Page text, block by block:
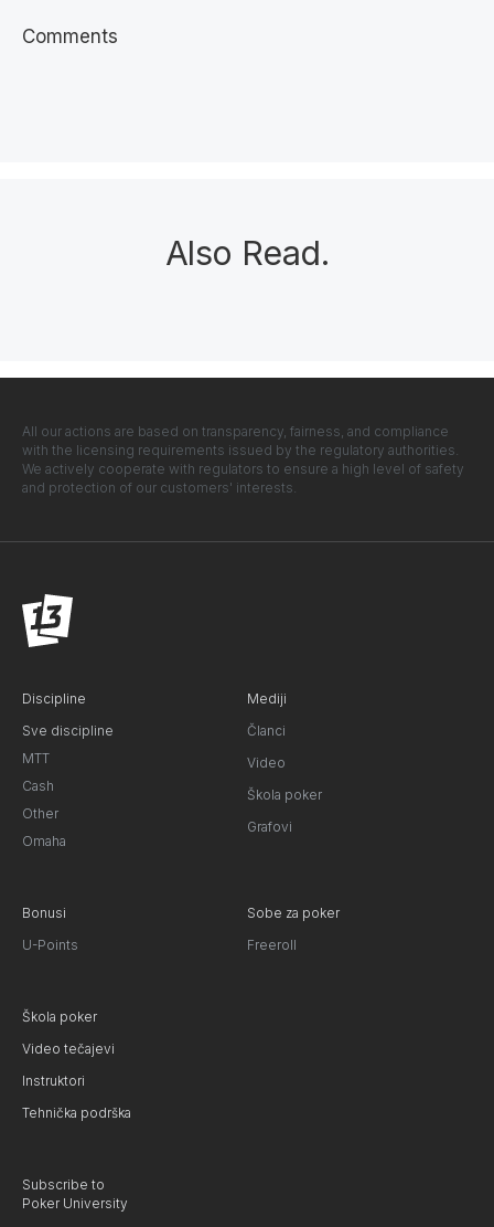
Comments
Also Read.
All our actions are based on transparency, fairness, and compliance
with the licensing requirements issued by the regulatory authorities.
We actively cooperate with regulators to ensure a high level of safety
and protection of our customers' interests.
Discipline
Sve discipline
MTT
Cash
Other
Omaha
Mediji
Članci
Video
Škola poker
Grafovi
Bonusi
U-Points
Sobe za poker
Freeroll
Škola poker
Video tečajevi
Instruktori
Tehnička podrška
Subscribe to
Poker University